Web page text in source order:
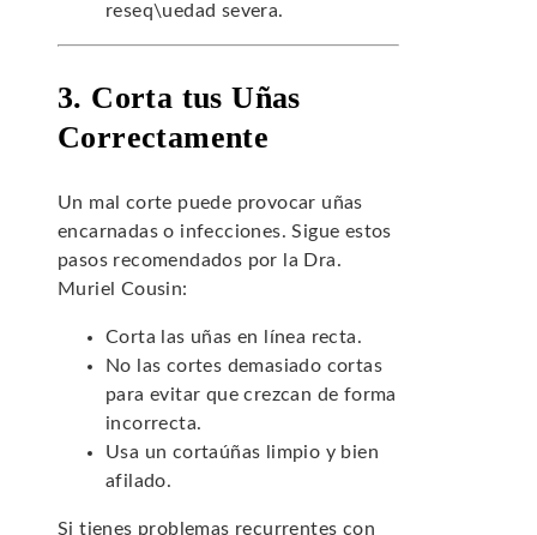
reseq\uedad severa.
3. Corta tus Uñas
Correctamente
Un mal corte puede provocar uñas
encarnadas o infecciones. Sigue estos
pasos recomendados por la Dra.
Muriel Cousin:
Corta las uñas en línea recta.
No las cortes demasiado cortas
para evitar que crezcan de forma
incorrecta.
Usa un cortaúñas limpio y bien
afilado.
Si tienes problemas recurrentes con